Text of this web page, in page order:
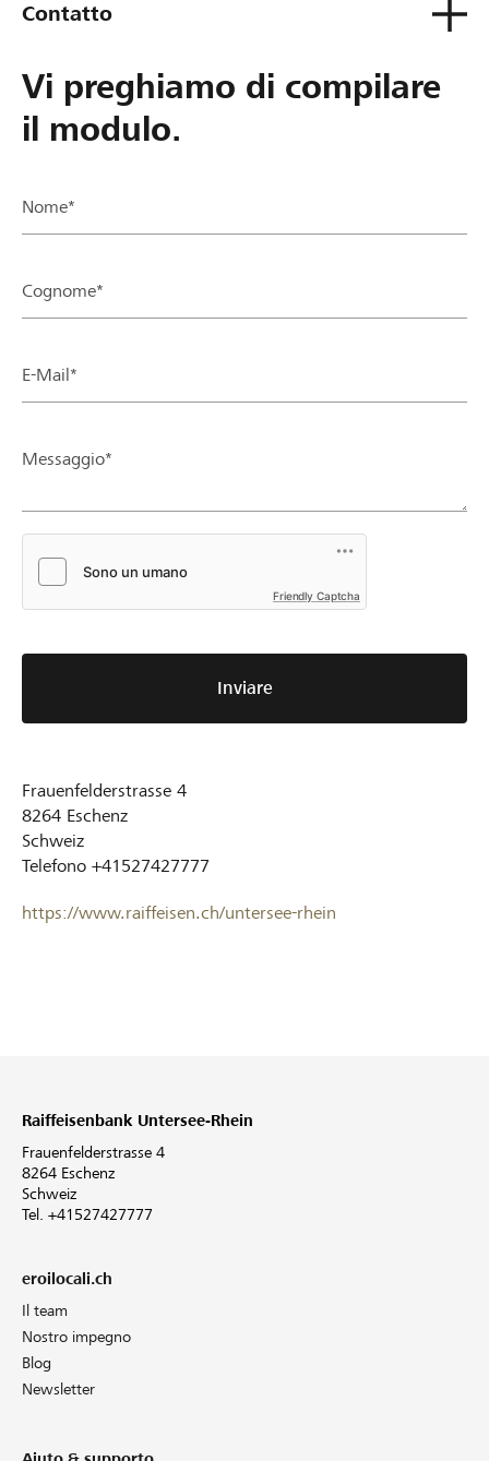
Contatto
Vi preghiamo di compilare
il modulo.
Nome*
Cognome*
E-Mail*
Messaggio*
Friendly Captcha
Inviare
Frauenfelderstrasse 4
8264 Eschenz
Schweiz
Telefono +41527427777
https://www.raiffeisen.ch/untersee-rhein
Raiffeisenbank Untersee-Rhein
Frauenfelderstrasse 4
8264 Eschenz
Schweiz
Tel. +41527427777
eroilocali.ch
Il team
Nostro impegno
Blog
Newsletter